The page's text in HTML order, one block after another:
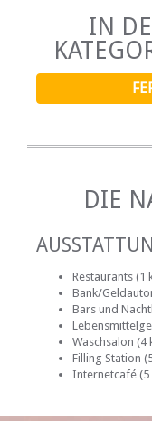
IN
DIE
Restaurants (1
Bank/
Bars und
Waschsalon (4
Filling Station
Internetcafé (5